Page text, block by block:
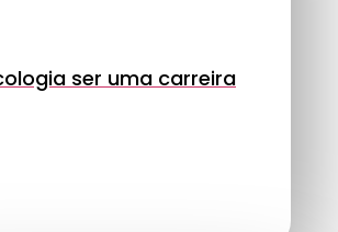
ser uma carreira